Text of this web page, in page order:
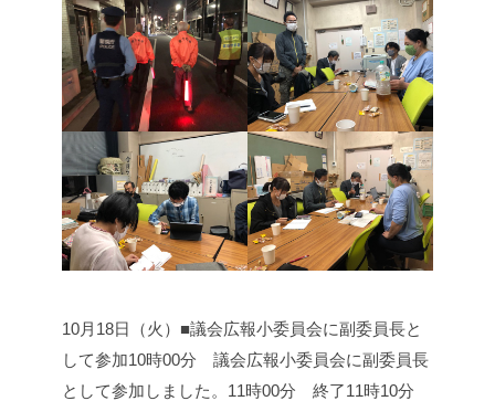
10月18日（火）■議会広報小委員会に副委員長と
して参加10時00分 議会広報小委員会に副委員長
として参加しました。 11時00分 終了11時10分